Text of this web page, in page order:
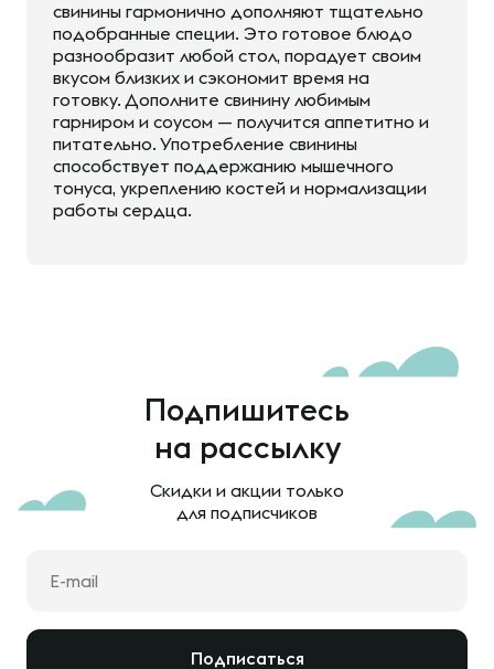
свинины гармонично дополняют тщательно
подобранные специи. Это готовое блюдо
разнообразит любой стол, порадует своим
вкусом близких и сэкономит время на
готовку. Дополните свинину любимым
гарниром и соусом — получится аппетитно и
питательно. Употребление свинины
способствует поддержанию мышечного
тонуса, укреплению костей и нормализации
работы сердца.
Подпишитесь
на рассылку
Скидки и акции только
для подписчиков
Подписаться